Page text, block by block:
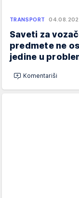
TRANSPORT
Saveti za
predmete ne
jedine u
Komentariši